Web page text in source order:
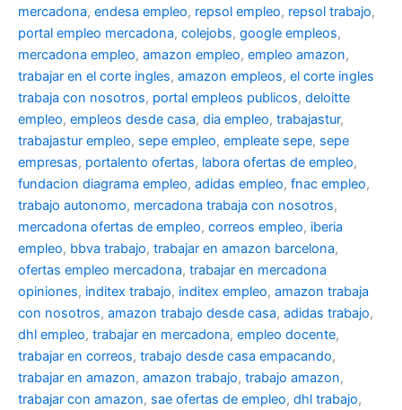
mercadona, endesa empleo, repsol empleo, repsol trabajo,
portal empleo mercadona, colejobs, google empleos,
mercadona empleo, amazon empleo, empleo amazon,
trabajar en el corte ingles, amazon empleos, el corte ingles
trabaja con nosotros, portal empleos publicos, deloitte
empleo, empleos desde casa, dia empleo, trabajastur,
trabajastur empleo, sepe empleo, empleate sepe, sepe
empresas, portalento ofertas, labora ofertas de empleo,
fundacion diagrama empleo, adidas empleo, fnac empleo,
trabajo autonomo, mercadona trabaja con nosotros,
mercadona ofertas de empleo, correos empleo, iberia
empleo, bbva trabajo, trabajar en amazon barcelona,
ofertas empleo mercadona, trabajar en mercadona
opiniones, inditex trabajo, inditex empleo, amazon trabaja
con nosotros, amazon trabajo desde casa, adidas trabajo,
dhl empleo, trabajar en mercadona, empleo docente,
trabajar en correos, trabajo desde casa empacando,
trabajar en amazon, amazon trabajo, trabajo amazon,
trabajar con amazon, sae ofertas de empleo, dhl trabajo,